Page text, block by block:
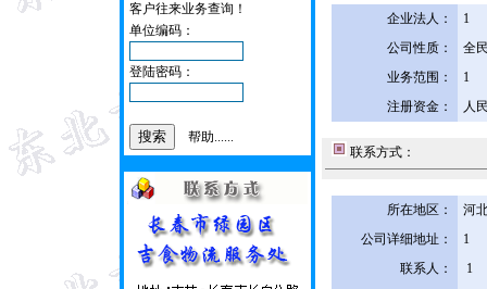
客户往来业务查询！
单位编码：
登陆密码：
帮助......
企业法人：
1
公司性质：
全
业务范围：
1
注册资金：
人
联系方式：
所在地区：
河
公司详细地址：
1
联系人：
1